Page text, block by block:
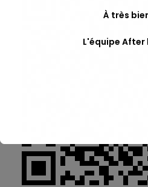
À très
L'équipe After